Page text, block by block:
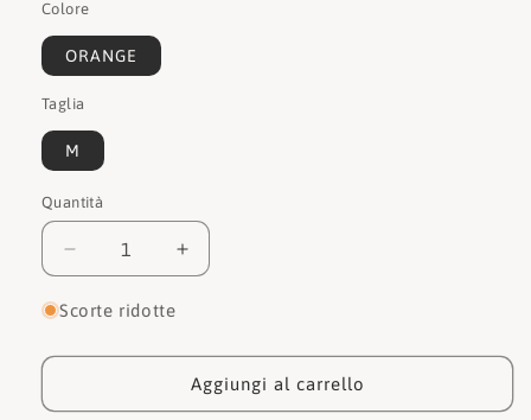
Colore
ORANGE
Taglia
M
Quantità
Quantità
Diminuisci
quantità
per
Cinture
BW7167VIN30
Aumenta
quantità
Cinture
BW7167VIN30
Scorte ridotte
Aggiungi al carrello